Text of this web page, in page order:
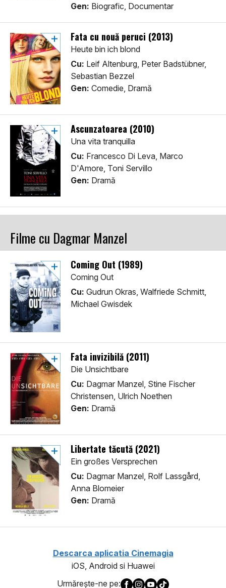
Gen: Biografic, Documentar
Fata cu nouă peruci (2013)
Heute bin ich blond
Cu: Leif Altenburg, Peter Badstübner,
Sebastian Bezzel
Gen: Comedie, Dramă
Ascunzatoarea (2010)
Una vita tranquilla
Cu: Francesco Di Leva, Marco
D'Amore, Toni Servillo
Gen: Dramă
Filme cu Dagmar Manzel
Coming Out (1989)
Coming Out
Cu: Gudrun Okras, Walfriede Schmitt,
Michael Gwisdek
Fata invizibilă (2011)
Die Unsichtbare
Cu: Dagmar Manzel, Stine Fischer
Christensen, Ulrich Noethen
Gen: Dramă
Libertate tăcută (2021)
Ein großes Versprechen
Cu: Dagmar Manzel, Rolf Lassgård,
Anna Blomeier
Gen: Dramă
Descarca aplicatia Cinemagia
iOS, Android si Huawei
Urmăreşte-ne pe: